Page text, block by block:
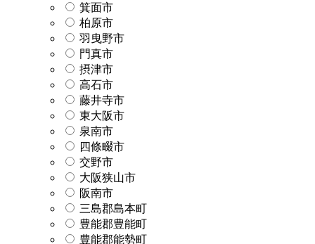
箕面市
柏原市
羽曳野市
門真市
摂津市
高石市
藤井寺市
東大阪市
泉南市
四條畷市
交野市
大阪狭山市
阪南市
三島郡島本町
豊能郡豊能町
豊能郡能勢町